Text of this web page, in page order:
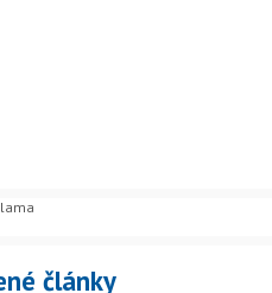
články